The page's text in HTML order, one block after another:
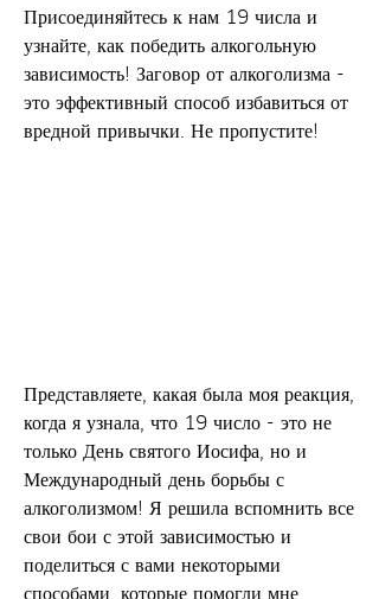
Присоединяйтесь к нам 19 числа и
узнайте, как победить алкогольную
зависимость! Заговор от алкоголизма -
это эффективный способ избавиться от
вредной привычки. Не пропустите!
Представляете, какая была моя реакция,
когда я узнала, что 19 число - это не
только День святого Иосифа, но и
Международный день борьбы с
алкоголизмом! Я решила вспомнить все
свои бои с этой зависимостью и
поделиться с вами некоторыми
способами, которые помогли мне